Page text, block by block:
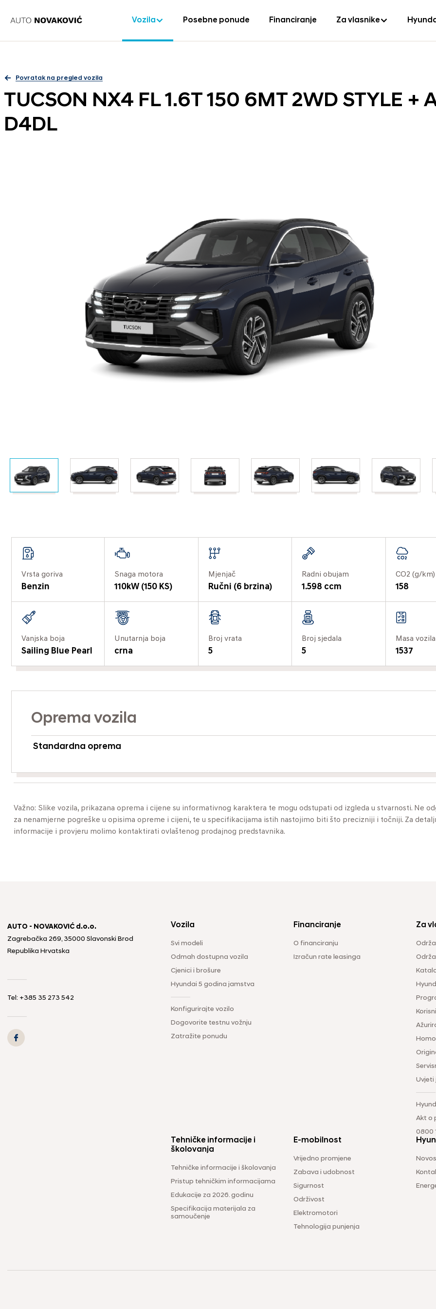
Vozila Posebne ponude Financiranje Za vlasnike
Povratak na pregled vozila
TUCSON NX4 FL 1.6T 150 6MT 2WD STYLE +
D4DL
Vrsta goriva
Benzin
Snaga motora
110kW (150 KS)
Mjenjač
Ručni (6 brzina)
Radni obujam
1.598 ccm
CO2 (g/km)
158
Vanjska boja
Sailing Blue Pearl
Unutarnja boja
crna
Broj vrata
5
Broj sjedala
5
Masa
1537
Oprema vozila
Standardna oprema
Važno: Slike vozila, prikazana oprema i cijene su informativnog karaktera te mogu odstupati od izgleda u stvarnosti. Ne
za nenamjerne pogreške u opisima opreme i cijeni, te u specifikacijama istih nastojimo biti što precizniji i točniji. Za
informacije i provjeru molimo kontaktirati ovlaštenog prodajnog predstavnika.
AUTO - NOVAKOVIĆ d.o.o.
Zagrebačka 269, 35000 Slavonski Brod
Republika Hrvatska
Tel: +385 35 273 542
Vozila
Svi modeli
Odmah dostupna vozila
Cjenici i brošure
Hyundai 5 godina jamstva
Konfigurirajte vozilo
Dogovorite testnu vožnju
Zatražite ponudu
Financiranje
O financiranju
Izračun rate leasinga
Za
Uvjeti
Akt o
0800
Tehničke informacije i
školovanja
Tehničke informacije i školovanja
Pristup tehničkim informacijama
Edukacije za 2026. godinu
Specifikacija materijala za
samoučenje
E-mobilnost
Vrijedno promjene
Zabava i udobnost
Sigurnost
Održivost
Elektromotori
Tehnologija punjenja